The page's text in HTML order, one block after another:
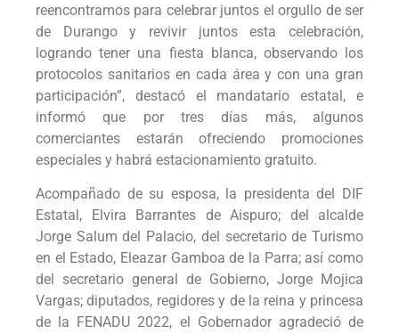
reencontramos para celebrar juntos el orgullo de ser
de Durango y revivir juntos esta celebración,
logrando tener una fiesta blanca, observando los
protocolos sanitarios en cada área y con una gran
participación”, destacó el mandatario estatal, e
informó que por tres días más, algunos
comerciantes estarán ofreciendo promociones
especiales y habrá estacionamiento gratuito.
Acompañado de su esposa, la presidenta del DIF
Estatal, Elvira Barrantes de Aispuro; del alcalde
Jorge Salum del Palacio, del secretario de Turismo
en el Estado, Eleazar Gamboa de la Parra; así como
del secretario general de Gobierno, Jorge Mojica
Vargas; diputados, regidores y de la reina y princesa
de la FENADU 2022, el Gobernador agradeció de